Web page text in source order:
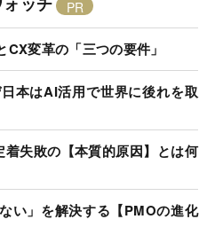
変革の「三つの要件」
本はAI活用で世界に後れを取
失敗の【本質的原因】とは何
い」を解決する【PMOの進化